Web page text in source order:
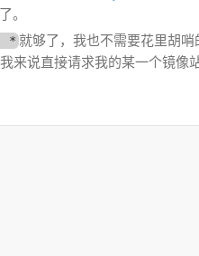
。
* 就够了，我也不需要花里胡哨
来说直接请求我的某一个镜像